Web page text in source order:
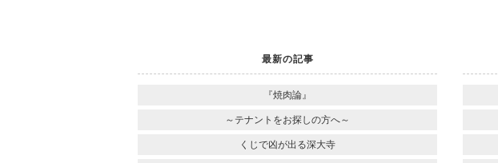
最新の記事
『焼肉論』
～テナントをお探しの方へ～
くじで凶が出る深大寺